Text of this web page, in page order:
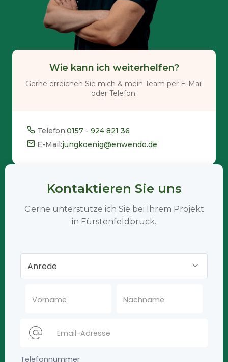
Wie kann ich weiterhelfen?
Gerne erreichen Sie mich & mein Team per E-Mail
oder Telefon.
Telefon:0157 - 924 821 36
E-Mail:jungkoenig@enwendo.de
Kontaktieren Sie uns
Gerne unterstütze ich Sie bei Ihrem Projekt
in Fürstenfeldbruck.